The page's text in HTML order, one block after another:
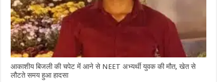
आकाशीय बिजली की चपेट में आने से NEET अभ्यर्थी युवक की मौत, खेत से
लौटते समय हुआ हादसा